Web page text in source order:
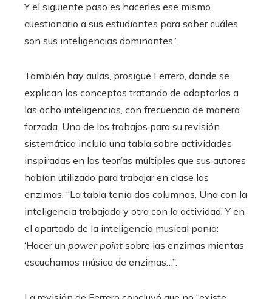
Y el siguiente paso es hacerles ese mismo
cuestionario a sus estudiantes para saber cuáles
son sus inteligencias dominantes”.
También hay aulas, prosigue Ferrero, donde se
explican los conceptos tratando de adaptarlos a
las ocho inteligencias, con frecuencia de manera
forzada. Uno de los trabajos para su revisión
sistemática incluía una tabla sobre actividades
inspiradas en las teorías múltiples que sus autores
habían utilizado para trabajar en clase las
enzimas. “La tabla tenía dos columnas. Una con la
inteligencia trabajada y otra con la actividad. Y en
el apartado de la inteligencia musical ponía:
‘Hacer un power point sobre las enzimas mientas
escuchamos música de enzimas…”.